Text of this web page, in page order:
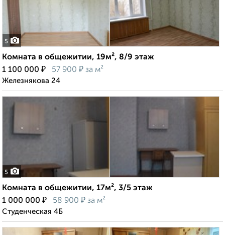
5
Комната в общежитии, 19м², 8/9 этаж
1 100 000 ₽ 57 900 ₽ за м²
Железнякова 24
5
Комната в общежитии, 17м², 3/5 этаж
1 000 000 ₽ 58 900 ₽ за м²
Студенческая 4Б